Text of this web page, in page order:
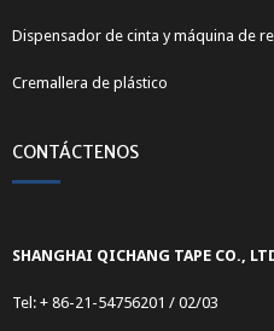
Dispensador de cinta y máquina de
Cremallera de plástico
CONTÁCTENOS
SHANGHAI QICHANG TAPE CO.,
Tel: + 86-21-54756201 / 02/03